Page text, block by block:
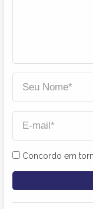
Concordo em